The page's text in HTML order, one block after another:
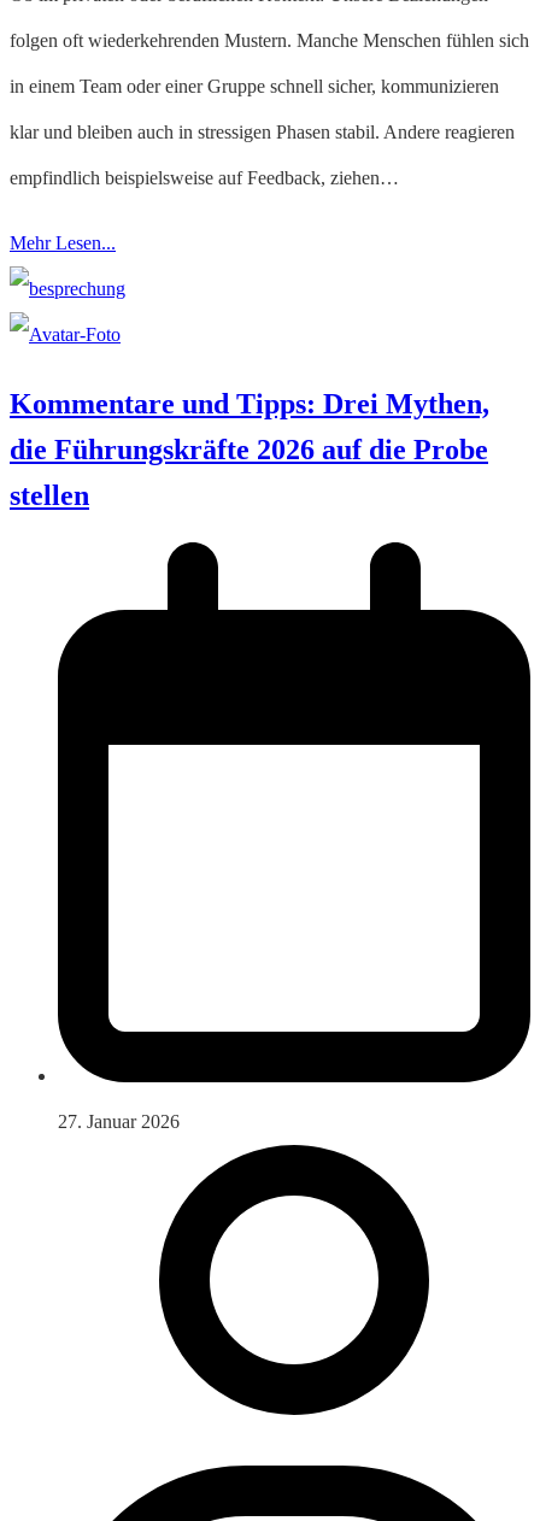
folgen oft wiederkehrenden Mustern. Manche Menschen fühlen sich
in einem Team oder einer Gruppe schnell sicher, kommunizieren
klar und bleiben auch in stressigen Phasen stabil. Andere reagieren
empfindlich beispielsweise auf Feedback, ziehen…
Mehr Lesen...
Kommentare und Tipps: Drei Mythen,
die Führungskräfte 2026 auf die Probe
stellen
27. Januar 2026